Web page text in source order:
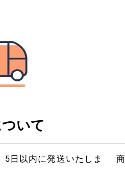
いて
日以内に発送いたしま